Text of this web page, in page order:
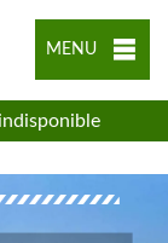
MENU
indisponible